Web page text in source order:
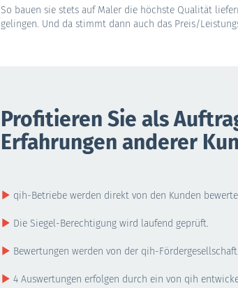
So bauen sie stets auf Maler die höchste Qualität
gelingen. Und da stimmt dann auch das Preis/
Profitieren Sie als
Erfahrungen anderer
qih-Betriebe werden direkt von den Kunden
Die Siegel-Berechtigung wird laufend geprüft.
Bewertungen werden von der qih-
4 Auswertungen erfolgen durch ein von qih